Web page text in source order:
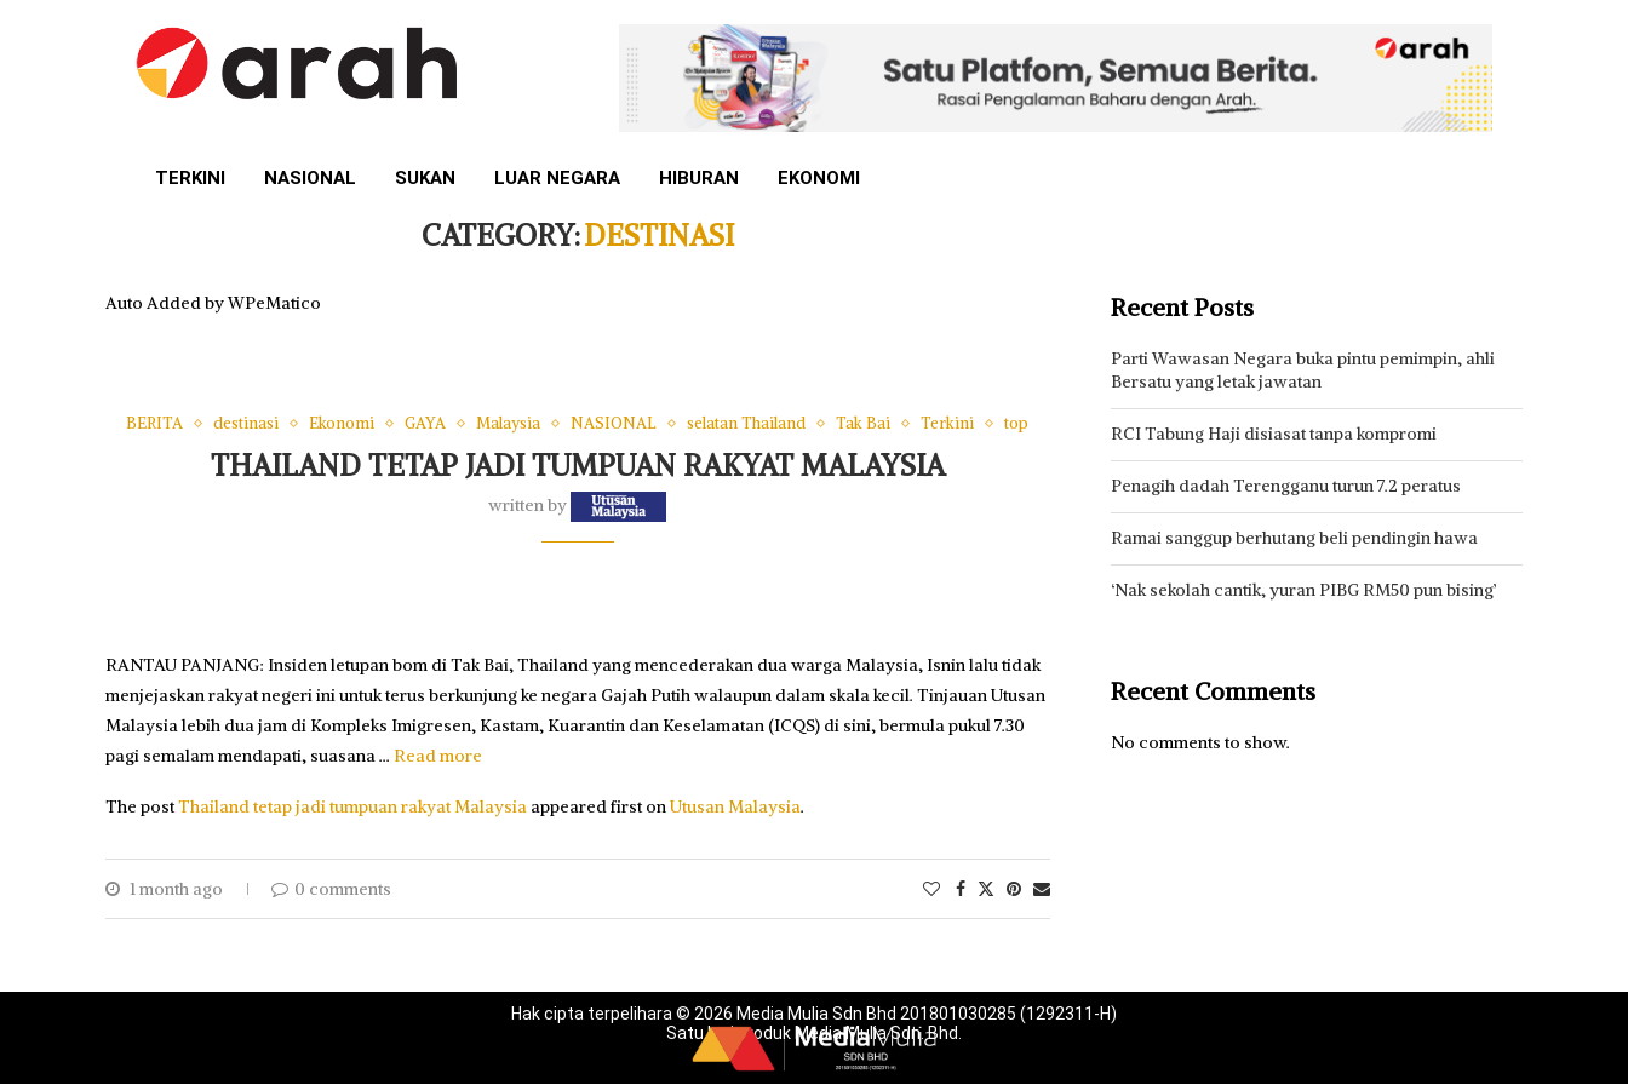
TERKINI NASIONAL SUKAN LUAR NEGARA HIBURAN EKONOMI
CATEGORY:DESTINASI
Auto Added by WPeMatico
BERITA destinasi Ekonomi GAYA Malaysia NASIONAL selatan Thailand Tak Bai Terkini top
THAILAND TETAP JADI TUMPUAN RAKYAT MALAYSIA
written by
RANTAU PANJANG: Insiden letupan bom di Tak Bai, Thailand yang mencederakan dua warga Malaysia, Isnin lalu tidak
menjejaskan rakyat negeri ini untuk terus berkunjung ke negara Gajah Putih walaupun dalam skala kecil. Tinjauan Utusan
Malaysia le­bih dua jam di Kompleks Imigre­sen, Kastam, Kuarantin dan Ke­selamatan (ICQS) di sini, bermula pukul 7.30
pagi semalam mendapati, suasana … Read more
The postThailand tetap jadi tumpuan rakyat Malaysia appeared first onUtusan Malaysia.
1 month ago 0 comments
Recent Posts
Parti Wawasan Negara buka pintu pemimpin, ahli
Bersatu yang letak jawatan
RCI Tabung Haji disiasat tanpa kompromi
Penagih dadah Terengganu turun 7.2 peratus
Ramai sanggup berhutang beli pendingin hawa
‘Nak sekolah cantik, yuran PIBG RM50 pun bising’
Recent Comments
No comments to show.
Hak cipta terpelihara © 2026 Media Mulia Sdn Bhd 201801030285 (1292311-H)
Satu lagi produk Media Mulia Sdn. Bhd.